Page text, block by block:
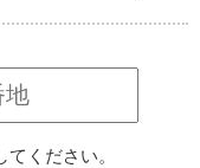
ください。